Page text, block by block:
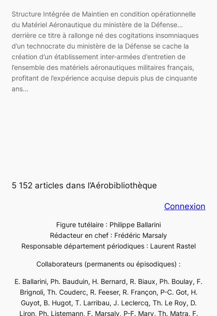
Structure Intégrée de Maintien en condition opérationnelle
du Matériel Aéronautique du ministère de la Défense…
derrière ce titre à rallonge né des cogitations insomniaques
d’un technocrate du ministère de la Défense se cache la
création d’un établissement inter-armées d’entretien de
l’ensemble des matériels aéronautiques militaires français,
profitant de l’expérience acquise depuis plus de cinquante
ans…
5 152 articles dans l’Aérobibliothèque
Connexion
Figure tutélaire : Philippe Ballarini
Rédacteur en chef : Frédéric Marsaly
Responsable département périodiques : Laurent Rastel
Collaborateurs (permanents ou épisodiques) :
E. Ballarini, Ph. Bauduin, H. Bernard, R. Biaux, Ph. Boulay, F.
Brignoli, Th. Couderc, R. Feeser, R. Françon, P-C. Got, H.
Guyot, B. Hugot, T. Larribau, J. Leclercq, Th. Le Roy, D.
Liron, Ph. Listemann, F. Marsaly, P-F. Mary, Th. Matra, F.